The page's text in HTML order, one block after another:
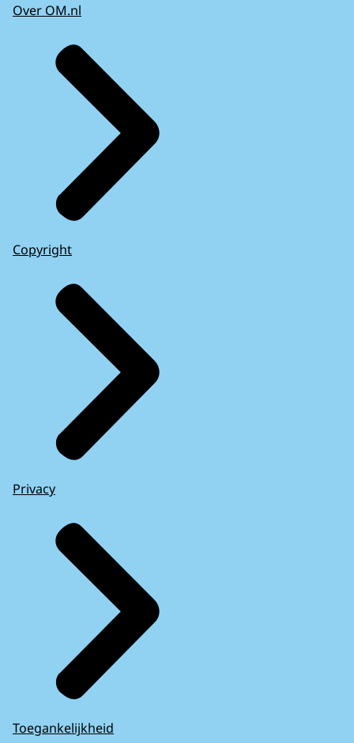
Over OM.nl
Copyright
Privacy
Toegankelijkheid